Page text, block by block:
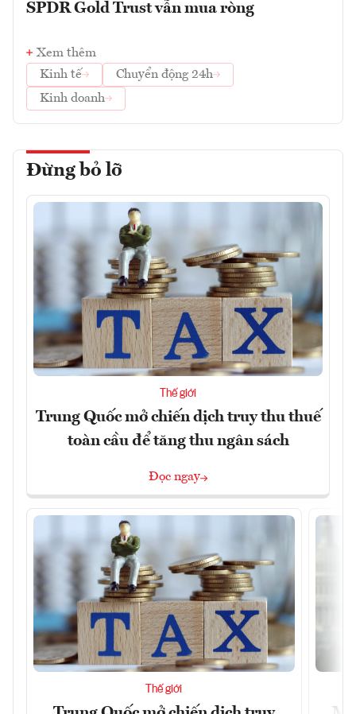
SPDR Gold Trust vẫn mua ròng
Xem thêm
Kinh tế
Chuyển động 24h
Kinh doanh
Đừng bỏ lỡ
Thế giới
Trung Quốc mở chiến dịch truy thu thuế
toàn cầu để tăng thu ngân sách
Đọc ngay
Thế giới